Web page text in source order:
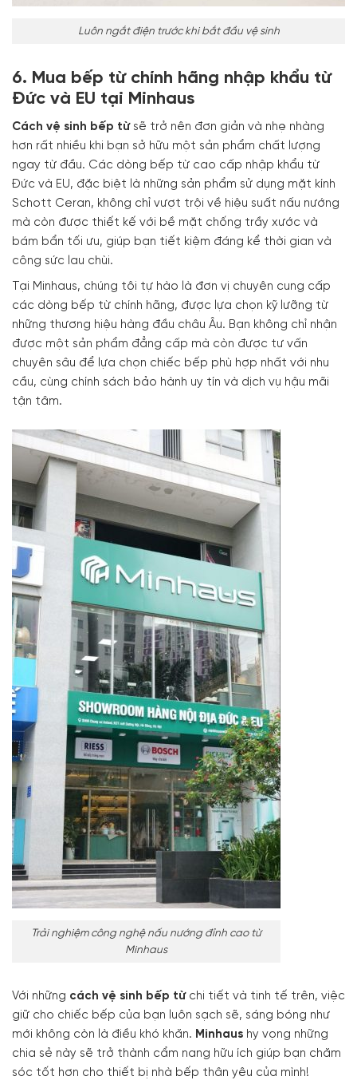
Luôn ngắt điện trước khi bắt đầu vệ sinh
6. Mua bếp từ chính hãng nhập khẩu từ
Đức và EU tại Minhaus
Cách vệ sinh bếp từsẽ trở nên đơn giản và nhẹ nhàng
hơn rất nhiều khi bạn sở hữu một sản phẩm chất lượng
ngay từ đầu. Các dòng bếp từ cao cấp nhập khẩu từ
Đức và EU, đặc biệt là những sản phẩm sử dụng mặt kính
Schott Ceran, không chỉ vượt trội về hiệu suất nấu nướng
mà còn được thiết kế với bề mặt chống trầy xước và
bám bẩn tối ưu, giúp bạn tiết kiệm đáng kể thời gian và
công sức lau chùi.
Tại Minhaus, chúng tôi tự hào là đơn vị chuyên cung cấp
các dòng bếp từ chính hãng, được lựa chọn kỹ lưỡng từ
những thương hiệu hàng đầu châu Âu. Bạn không chỉ nhận
được một sản phẩm đẳng cấp mà còn được tư vấn
chuyên sâu để lựa chọn chiếc bếp phù hợp nhất với nhu
cầu, cùng chính sách bảo hành uy tín và dịch vụ hậu mãi
tận tâm.
Trải nghiệm công nghệ nấu nướng đỉnh cao từ
Minhaus
Với những cách vệ sinh bếp từchi tiết và tinh tế trên, việc
giữ cho chiếc bếp của bạn luôn sạch sẽ, sáng bóng như
mới không còn là điều khó khăn. Minhaus hy vọng những
chia sẻ này sẽ trở thành cẩm nang hữu ích giúp bạn chăm
sóc tốt hơn cho thiết bị nhà bếp thân yêu của mình!